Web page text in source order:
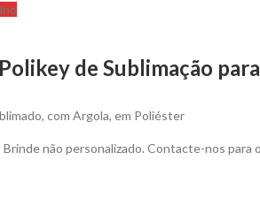
de Sublimação
com Argola, em Poliéster
não personalizado. Contacte-nos